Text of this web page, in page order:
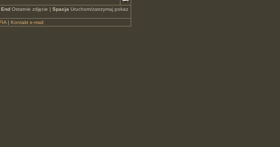
EndOstatnie zdjęcie | Spacja Uruchom/zatrzymaj pokaz
| Kontakt e-mail: